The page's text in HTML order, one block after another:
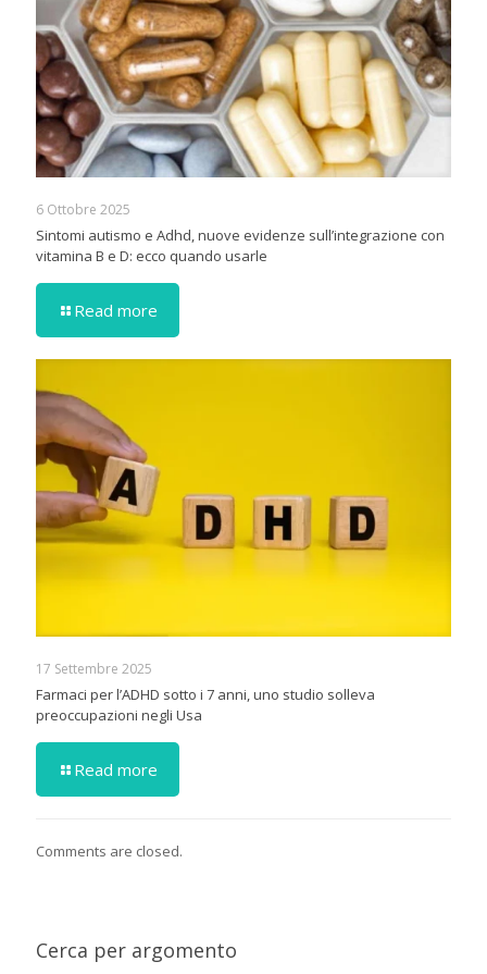
6 Ottobre 2025
Sintomi autismo e Adhd, nuove evidenze sull’integrazione con
vitamina B e D: ecco quando usarle
Read more
17 Settembre 2025
Farmaci per l’ADHD sotto i 7 anni, uno studio solleva
preoccupazioni negli Usa
Read more
Comments are closed.
Cerca per argomento